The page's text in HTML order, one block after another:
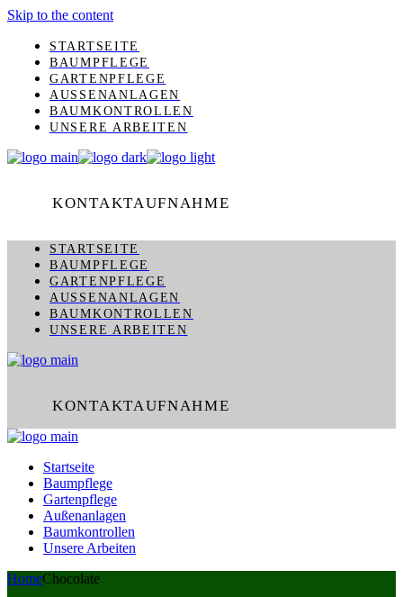
Skip to the content
STARTSEITE
BAUMPFLEGE
GARTENPFLEGE
AUSSENANLAGEN
BAUMKONTROLLEN
UNSERE ARBEITEN
KONTAKTAUFNAHME
STARTSEITE
BAUMPFLEGE
GARTENPFLEGE
AUSSENANLAGEN
BAUMKONTROLLEN
UNSERE ARBEITEN
KONTAKTAUFNAHME
Startseite
Baumpflege
Gartenpflege
Außenanlagen
Baumkontrollen
Unsere Arbeiten
HomeChocolate